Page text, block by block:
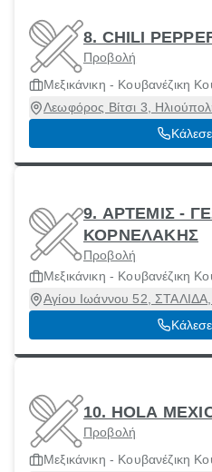
8. CHILI
Προβολή
Μεξικάνικη - Κουβανέζικη
Λεωφόρος Βίτσι 3,
9. ΑΡΤΕΜΙΣ -
ΚΟΡΝΕΛΑΚΗΣ
Προβολή
Μεξικάνικη - Κουβανέζικη
Αγίου Ιωάννου 52,
10. HOLA
Προβολή
Μεξικάνικη - Κουβανέζικη